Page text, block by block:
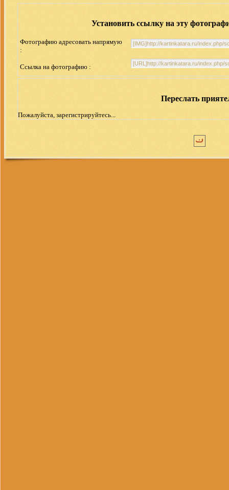
Установить ссылку на эту
Фотографию адресовать напрямую
:
Ссылка на фотографию :
Переслать
Пожалуйста, зарегистрируйтесь...